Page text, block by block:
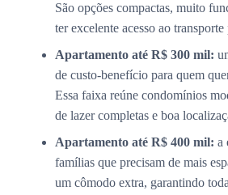
São opções compactas, muito
ter excelente acesso ao
Apartamento até R$ 300 mil:
de custo-benefício para quem
Essa faixa reúne condomínios
de lazer completas e boa
Apartamento até R$ 400 mil: a
famílias que precisam de mais
um cômodo extra, garantindo